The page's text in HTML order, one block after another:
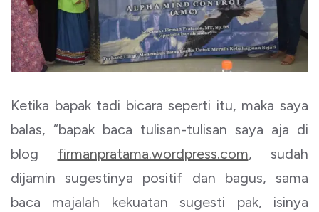
Ketika bapak tadi bicara seperti itu, maka saya
balas, “bapak baca tulisan-tulisan saya aja di
blog firmanpratama.wordpress.com, sudah
dijamin sugestinya positif dan bagus, sama
baca majalah kekuatan sugesti pak, isinya